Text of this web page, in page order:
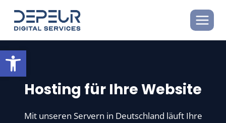
Open toolbar
Inhalt
springen
Hosting für Ihre Website
Mit unseren Servern in Deutschland läuft Ihre